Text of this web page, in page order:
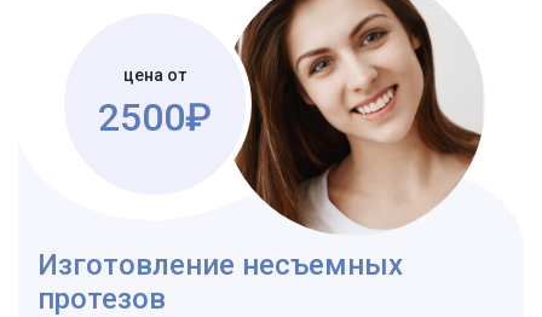
цена от
2500₽
Изготовление несъемных
протезов